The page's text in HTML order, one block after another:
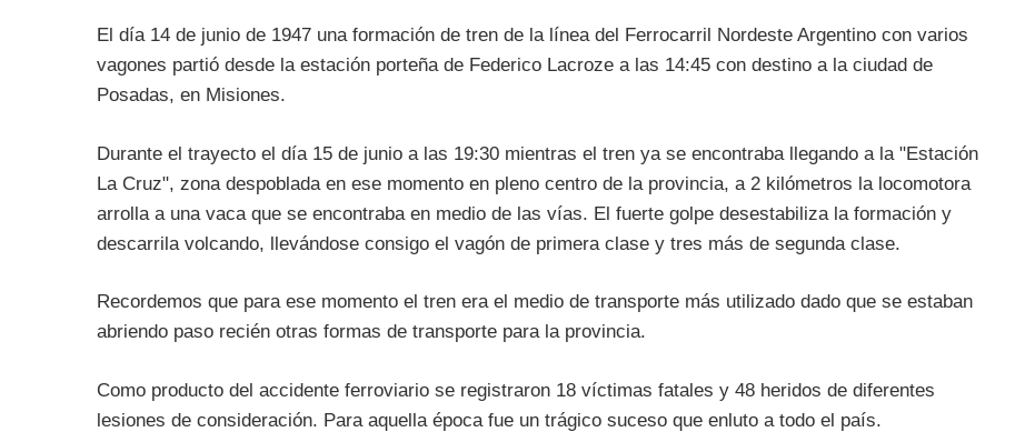
El día 14 de junio de 1947 una formación de tren de la línea del Ferrocarril Nordeste Argentino con varios
vagones partió desde la estación porteña de Federico Lacroze a las 14:45 con destino a la ciudad de
Posadas, en Misiones.
Durante el trayecto el día 15 de junio a las 19:30 mientras el tren ya se encontraba llegando a la "Estación
La Cruz", zona despoblada en ese momento en pleno centro de la provincia, a 2 kilómetros la locomotora
arrolla a una vaca que se encontraba en medio de las vías. El fuerte golpe desestabiliza la formación y
descarrila volcando, llevándose consigo el vagón de primera clase y tres más de segunda clase.
Recordemos que para ese momento el tren era el medio de transporte más utilizado dado que se estaban
abriendo paso recién otras formas de transporte para la provincia.
Como producto del accidente ferroviario se registraron 18 víctimas fatales y 48 heridos de diferentes
lesiones de consideración. Para aquella época fue un trágico suceso que enluto a todo el país.